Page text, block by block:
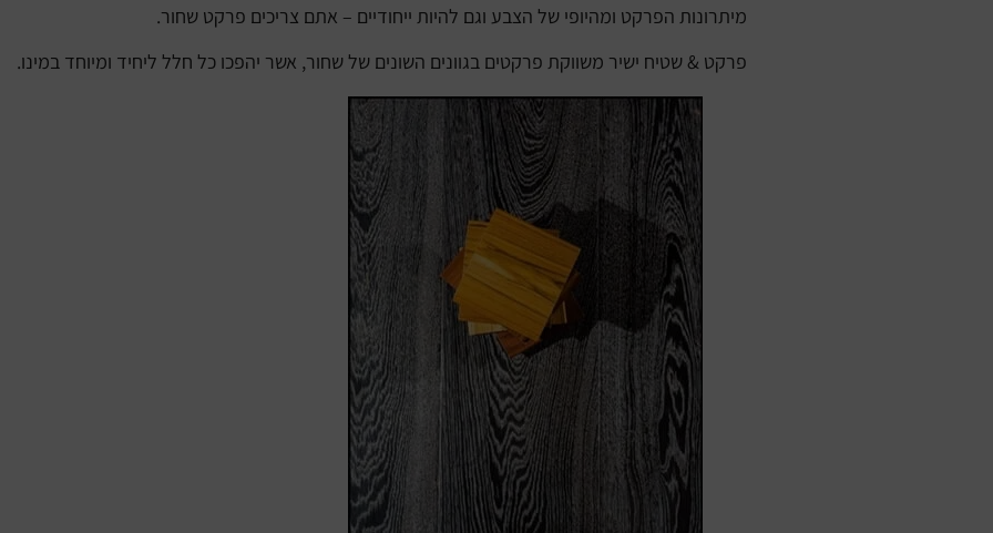
מיתרונות הפרקט ומהיופי של הצבע וגם להיות ייחודיים – אתם צריכים פרקט שחור.
פרקט & שטיח ישיר משווקת פרקטים בגוונים השונים של שחור, אשר יהפכו כל חלל ליחיד ומיוחד במינו.